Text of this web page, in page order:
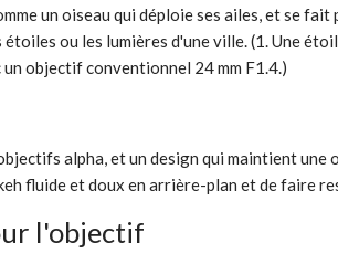
un oiseau qui déploie ses ailes, et se
ou les lumières d'une ville. (1. Une
objectif conventionnel 24 mm F1.4.)
alpha, et un design qui maintient
fluide et doux en arrière-plan et de faire
l'objectif